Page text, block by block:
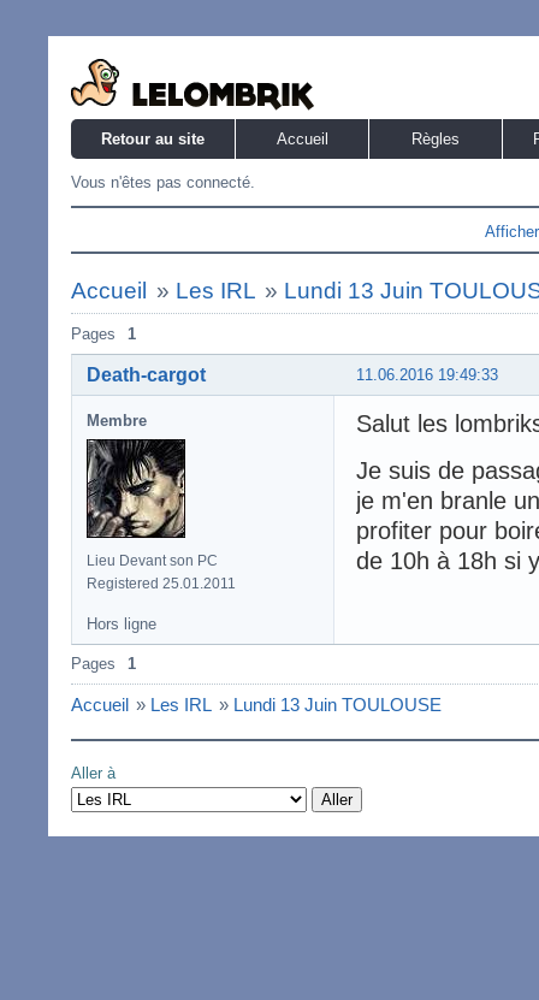
Retour au site Accueil Règles
Vous n'êtes pas connecté.
Accueil » Les IRL » Lundi 13 Juin
Pages 1
11.06.2016 19:49:33
Death-cargot
Membre
Lieu Devant son PC
Registered 25.01.2011
Salut les
Je suis de
je m'en branle
profiter pour
de 10h à 18h si
Hors ligne
Pages 1
Accueil » Les IRL » Lundi 13 Juin TOULOUSE
Aller à